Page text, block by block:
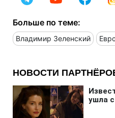
Больше по теме:
Владимир Зеленский